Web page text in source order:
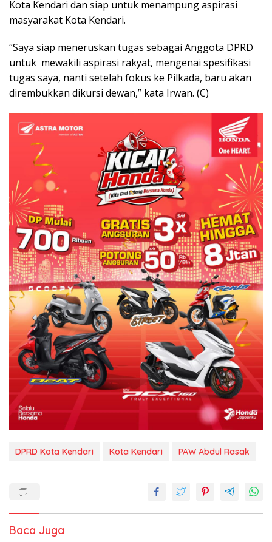
Kota Kendari dan siap untuk menampung aspirasi
masyarakat Kota Kendari.
“Saya siap meneruskan tugas sebagai Anggota DPRD
untuk mewakili aspirasi rakyat, mengenai spesifikasi
tugas saya, nanti setelah fokus ke Pilkada, baru akan
dirembukkan dikursi dewan,” kata Irwan. (C)
DPRD Kota Kendari Kota Kendari PAW Abdul Rasak
Baca Juga